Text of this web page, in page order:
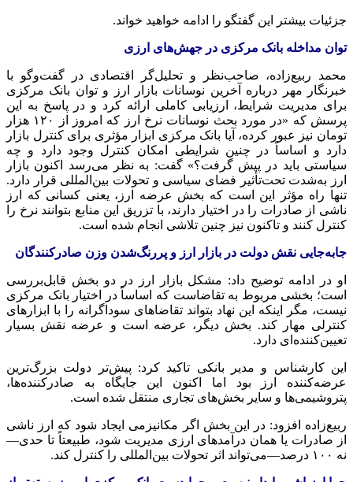
جزئیات بیشتر این گفتگو را ادامه خواهید خواند.
توان مداخله بانک مرکزی در جهش‌های ارزی
محمد ربیع‌زاده، صاحب‌نظر و تحلیل‌گر اقتصادی در گفت‌وگو با
خبرنگار مهر درباره آخرین نوسانات بازار ارز و توان بانک مرکزی
برای مدیریت شرایط، ارزیابی کاملی ارائه کرد و در پاسخ به این
پرسش که «در مورد بحث نوسانات نرخ ارز که امروز از ۱۲۰ هزار
تومان نیز عبور کرده، آیا بانک مرکزی ابزار مؤثری برای کنترل بازار
دارد و اساساً در چنین شرایطی امکان کنترل وجود دارد و چه
سیاستی باید در پیش گرفت؟» گفت: به نظر می‌رسد اکنون بازار
ارز به‌شدت تحت‌تأثیر فضای سیاسی و تحولات بین‌المللی قرار دارد.
تنها راه مؤثر این است که بخش عرضه ارز، یعنی کسانی که ارز
ناشی از صادرات را در اختیار دارند، با تزریق این منابع بتوانند نرخ را
کنترل کنند و تاکنون نیز چنین تلاشی انجام شده است.
جابه‌جایی نقش دولت در بازار ارز و پررنگ‌شدن وزن صادرکنندگان
او در ادامه توضیح داد: مشکل بازار ارز در دو بخش قابل‌بررسی
است؛ بخشی مربوط به تقاضاست که اساساً در اختیار بانک مرکزی
نیست، مگر اینکه این نهاد بتواند تقاضاهای سوداگرانه را با ابزارهای
کنترلی مهار کند. بخش دیگر، عرضه است و عرضه نقش بسیار
تعیین‌کننده‌ای دارد.
این کارشناس و مدیر بانکی تاکید کرد: پیش‌تر دولت بزرگ‌ترین
عرضه‌کننده ارز بود اما اکنون این جایگاه به صادرکننده‌ها،
پتروشیمی‌ها و سایر بخش‌های تجاری منتقل شده است.
ربیع‌زاده افزود: در این بخش اگر مکانیزمی ایجاد شود که ارز ناشی
از صادرات یا همان درآمدهای ارزی مدیریت شود، طبیعتاً تا حدی—
نه
درصد—می‌تواند اثر تحولات بین‌المللی را کنترل کند.